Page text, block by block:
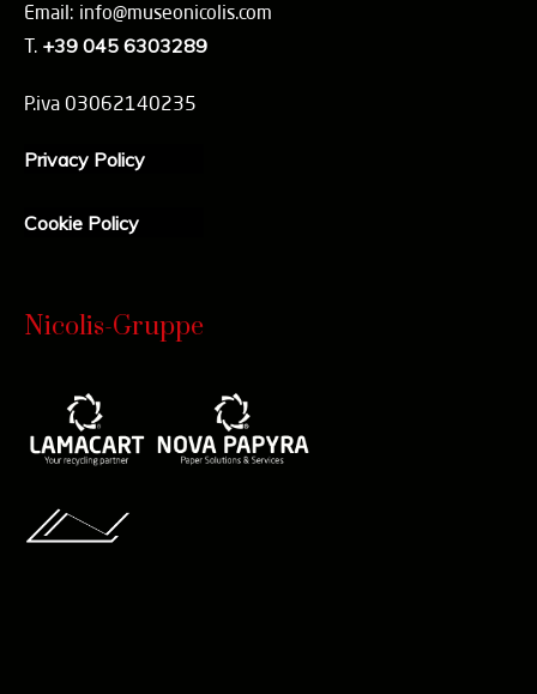
Email: info@museonicolis.com
T. +39 045 6303289
P.iva 03062140235
Privacy Policy
Cookie Policy
Nicolis-Gruppe